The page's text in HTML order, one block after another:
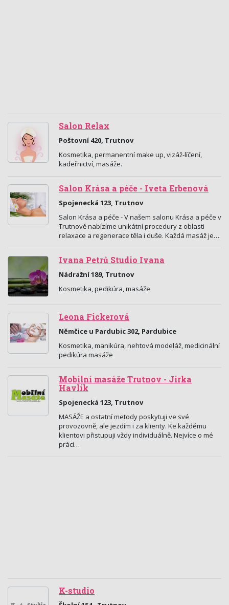
Salon Relax
Poštovní 420, Trutnov
Kosmetika, permanentní make up, vizáž-líčení,
kadeřnictví, masáže.
Salon Krása a péče - Iveta Erbenová
Spojenecká 123, Trutnov
Salon Krása a péče - V našem salonu Krása a péče v
Trutnově nabízíme unikátní procedury z oblasti
relaxace a regenerace těla i duše. Každá masáž je…
Ivana Petrů Studio Ivana
Nádražní 189, Trutnov
Kosmetika, pedikúra, masáže
Leona Fickerová
Němčice u Pardubic 302, Pardubice
Kosmetika, manikúra, nehtová modeláž, medicinální
pedikúra masáže
Mobilní masáže Trutnov - Jirka
Havlík
Spojenecká 123, Trutnov
MASÁŽE a ostatní metody poskytuji ve své
provozovně, ale jezdím i za klienty. Ke každému
klientovi přistupuji vždy individuálně. Nejvíce o mé
práci…
K-studio